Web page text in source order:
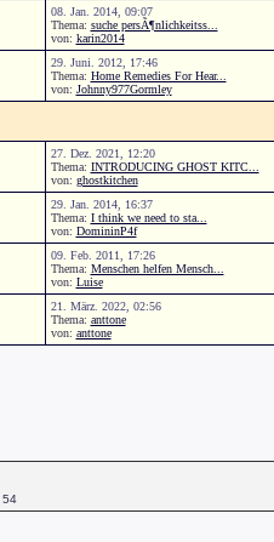
08. Jan. 2014, 09:07
Thema: suche persÃ¶nlichkeitss...
von: karin2014
29. Juni. 2012, 17:46
Thema: Home Remedies For Hear...
von: Johnny977Gormley
27. Dez. 2021, 12:20
Thema: INTRODUCING GHOST KITC...
von: ghostkitchen
29. Jan. 2014, 16:37
Thema: I think we need to sta...
von: DomininP4f
09. Feb. 2011, 17:26
Thema: Menschen helfen Mensch...
von: Luise
21. März. 2022, 02:56
Thema: anttone
von: anttone
54